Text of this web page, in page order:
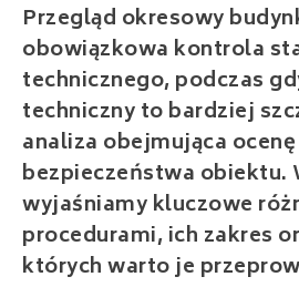
Przegląd okresowy
obowiązkowa kontrola
technicznego, podczas
techniczny to bardziej
analiza obejmująca
bezpieczeństwa obiektu.
wyjaśniamy kluczowe
procedurami, ich zakres
których warto je